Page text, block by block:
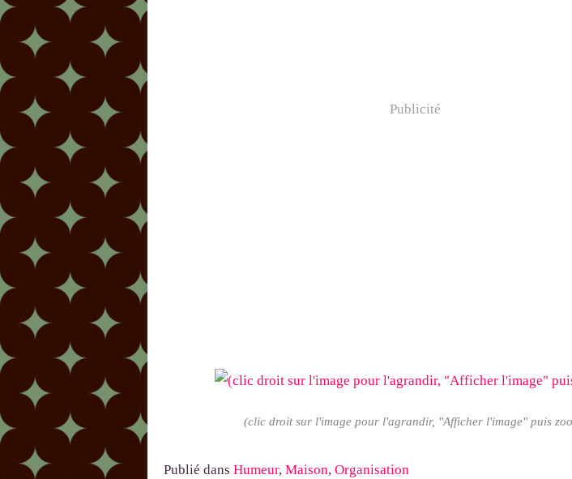
Publicité
(clic droit sur l'image pour l'agrandir, "Afficher l'image" puis
Publié dans Humeur, Maison, Organisation